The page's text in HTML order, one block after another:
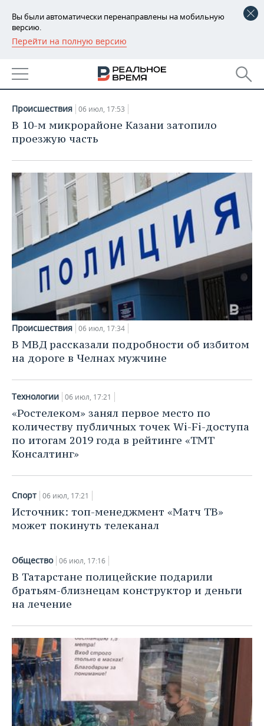
Вы были автоматически перенаправлены на мобильную
версию.
Перейти на полную версию
РЕГИОНЫ
БАШКОРТОСТАН
УДМУРТИЯ
НОВОСТИ
НОВОСТИ АНАЛИТИКИ
КОРОЛИ ГОСЗАКАЗА ПФО
ВУЗЫ ТАТАРСТАНА
КОМУ ПРИНАДЛЕЖАТ
ТОРГОВЫЕ ЦЕНТРЫ
ТАТАРСТАНА
ЭКОНОМИКА
ФИНАНСЫ
БАНКИ
БЮДЖЕТ
ИНВЕСТИЦИИ
НОВОСТИ
ПРОМЫШЛЕННОСТИ
АГРОПРОМ
МАШИНОСТРОЕНИЕ
НЕФТЕХИМИЯ
НЕФТЬ
ОПК
ЭНЕРГЕТИКА
НЕДВИЖИМОСТЬ
НОВОСТИ НЕДВИЖИМОСТИ
АВТО
НОВОСТИ АВТО
БИЗНЕС
НОВОСТИ БИЗНЕСА
РОЗНИЧНАЯ ТОРГОВЛЯ
ТРАНСПОРТ
УСЛУГИ
ТЕХНОЛОГИИ
НОВОСТИ ТЕХНОЛОГИЙ
IT
МЕДИА
МЕРОПРИЯТИЯ
НОВОСТИ МЕРОПРИЯТИЙ
ВЫЕЗДНАЯ РЕДАКЦИЯ
ONLINE-КОНФЕРЕНЦИИ
ОТКРЫТАЯ ЛЕКЦИЯ
СПОРТ
НОВОСТИ СПОРТА
ХОККЕЙ
БАСКЕТБОЛ
ВОЛЕЙБОЛ
КИБЕРСПОРТ
ФИГУРНОЕ КАТАНИЕ
ВОДНЫЕ ВИДЫ СПОРТА
ХОККЕЙ С МЯЧОМ
ОБЩЕСТВО
ВЛАСТЬ
ИНФРАСТРУКТУРА
ИСТОРИЯ
КУЛЬТУРА
МЕДИЦИНА
ОБРАЗОВАНИЕ
ПРОИСШЕСТВИЯ
СЮЖЕТЫ
СПРАВОЧНИК
СПИСОК ПЕРСОН
СПИСОК КОМПАНИЙ
ПОЛНАЯ ВЕРСИЯ
06.07.2020
Происшествия 06 июл, 17:53
В 10-м микрорайоне Казани затопило
проезжую часть
Происшествия 06 июл, 17:34
В МВД рассказали подробности об избитом
на дороге в Челнах мужчине
Технологии 06 июл, 17:21
«Ростелеком» занял первое место по
количеству публичных точек Wi-Fi-доступа
по итогам 2019 года в рейтинге «ТМТ
Консалтинг»
Спорт 06 июл, 17:21
Источник: топ-менеджмент «Матч ТВ»
может покинуть телеканал
Общество 06 июл, 17:16
В Татарстане полицейские подарили
братьям-близнецам конструктор и деньги
на лечение